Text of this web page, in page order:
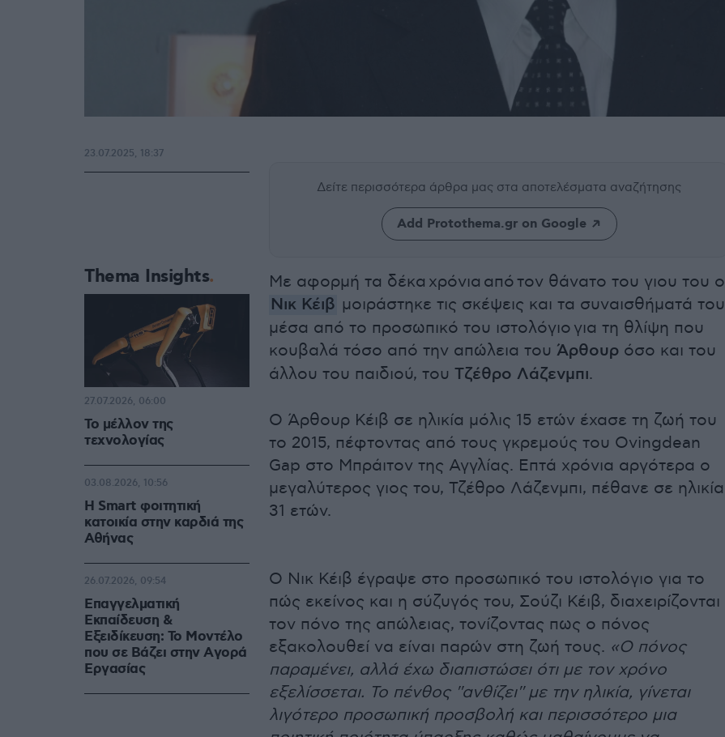
Δείτε περισσότερα άρθρα μας στα αποτελέσματα αναζήτησης
Add Protothema.gr on Google
Με αφορμή τα δέκα χρόνια από τον θάνατο του γιου του ο
Νικ Κέιβ μοιράστηκε τις σκέψεις και τα συναισθήματά του
μέσα από το προσωπικό του ιστολόγιο για τη θλίψη που
κουβαλά τόσο από την απώλεια του Άρθουρ όσο και του
άλλου του παιδιού, του Τζέθρο Λάζενμπι.
Ο Άρθουρ Κέιβ σε ηλικία μόλις 15 ετών έχασε τη ζωή του
το 2015, πέφτοντας από τους γκρεμούς του Ovingdean
Gap στο Μπράιτον της Αγγλίας. Επτά χρόνια αργότερα ο
μεγαλύτερος γιος του, Τζέθρο Λάζενμπι, πέθανε σε ηλικία
31 ετών.
Ο Νικ Κέιβ έγραψε στο προσωπικό του ιστολόγιο για το
πώς εκείνος και η σύζυγός του, Σούζι Κέιβ, διαχειρίζονται
τον πόνο της απώλειας, τονίζοντας πως ο πόνος
εξακολουθεί να είναι παρών στη ζωή τους. «Ο πόνος
παραμένει, αλλά έχω διαπιστώσει ότι με τον χρόνο
εξελίσσεται. Το πένθος ''ανθίζει'' με την ηλικία, γίνεται
λιγότερο προσωπική προσβολή και περισσότερο μια
23.07.2025, 18:37
Thema Insights
Το μέλλον της
τεχνολογίας
27.07.2026, 06:00
Η Smart φοιτητική
κατοικία στην καρδιά της
Αθήνας
03.08.2026, 10:56
Επαγγελματική
Εκπαίδευση &
Εξειδίκευση: Το Mοντέλο
που σε Bάζει στην Aγορά
Eργασίας
26.07.2026, 09:54